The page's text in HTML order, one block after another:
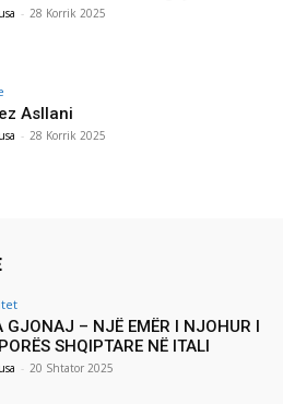
- 28 Korrik 2025
Asllani
- 28 Korrik 2025
GJONAJ – NJË EMËR I NJOHUR I
SHQIPTARE NË ITALI
- 20 Shtator 2025